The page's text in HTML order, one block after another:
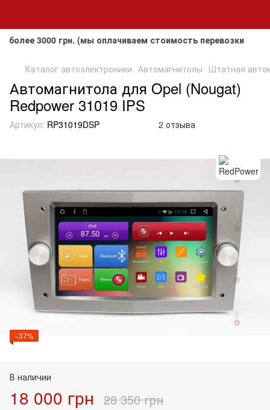
грн. (мы оплачиваем стоимость перевозки до
Каталог автоэлектроники Автомагнитолы Штатная
Автомагнитола для Opel (Nougat)
Redpower 31019 IPS
Артикул: RP31019DSP 2 отзыва
−37%
В наличии
18 000 грн 28 350 грн